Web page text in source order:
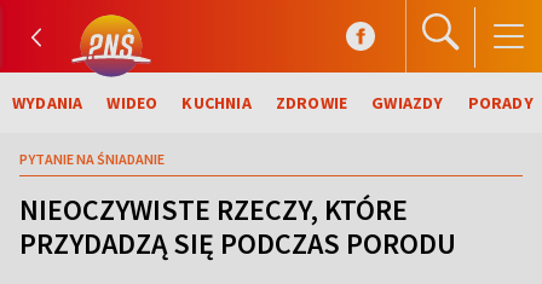
WYDANIA WIDEO KUCHNIA ZDROWIE GWIAZDY PORADY
PYTANIE NA ŚNIADANIE
NIEOCZYWISTE RZECZY, KTÓRE
PRZYDADZĄ SIĘ PODCZAS PORODU